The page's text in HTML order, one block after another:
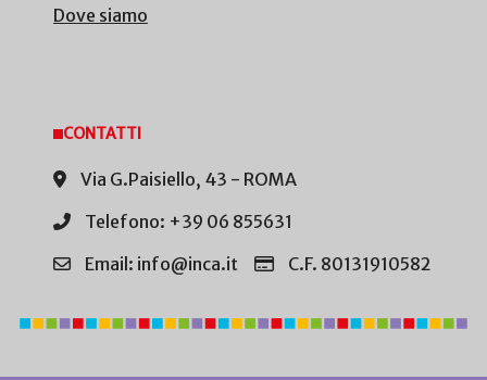
Dove siamo
CONTATTI
Via G.Paisiello, 43 - ROMA
Telefono: +39 06 855631
Email: info@inca.it
C.F. 80131910582